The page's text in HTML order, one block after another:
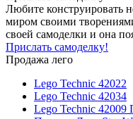
Любите конструировать
миром своими
своей самоделки и она
Прислать самоделку!
Продажа лего
Lego Technic 42022
Lego Technic 42034
Lego Technic